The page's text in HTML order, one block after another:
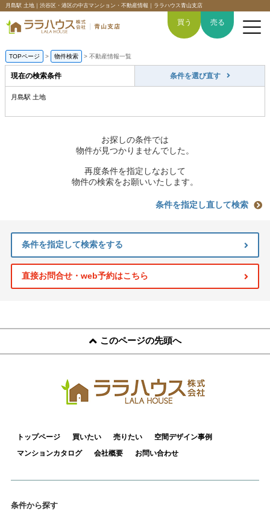
月島駅 土地｜渋谷区・港区の中古マンション・不動産情報｜ララハウス青山支店
スタッフ紹介
来店予約
買う 売る
TOPページ > 物件検索 > 不動産情報一覧
現在の検索条件 条件を選び直す
月島駅 土地
お探しの条件では
物件が見つかりませんでした。
再度条件を指定しなおして
物件の検索をお願いいたします。
条件を指定し直して検索
条件を指定して検索をする
直接お問合せ・web予約はこちら
このページの先頭へ
トップページ 買いたい 売りたい
空間デザイン事例
マンションカタログ
会社概要 お問い合わせ
条件から探す